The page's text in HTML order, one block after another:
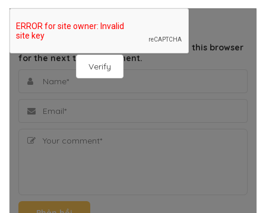
Verify
THÊM BÌNH LUẬN
Save my name, email, and website in this browser
for the next time I comment.